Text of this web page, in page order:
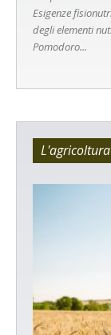
Esigenze
degli elementi
Pomodoro...